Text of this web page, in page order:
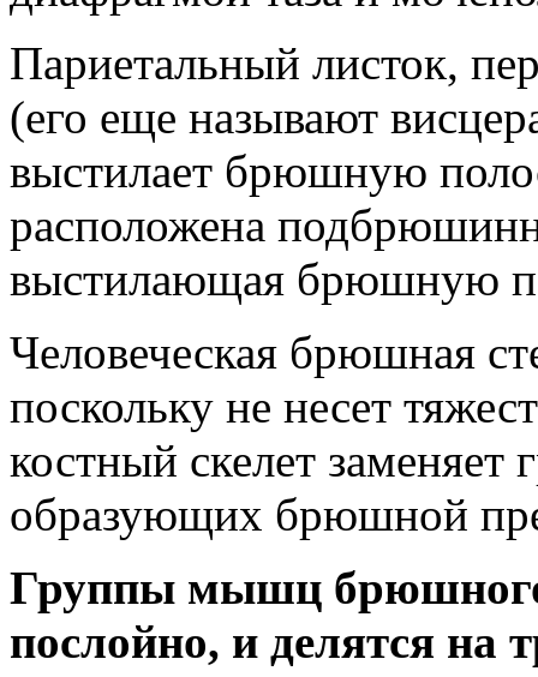
Париетальный листок,
(его еще называют
выстилает брюшную
расположена
выстилающая брюшную
Человеческая брюшная
поскольку не несет
костный скелет
образующих брюшной
Группы мышц
послойно, и делятся на